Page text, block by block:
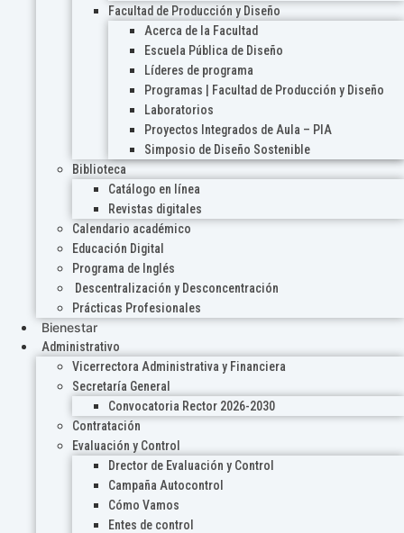
Facultad de Producción y Diseño
Acerca de la Facultad
Escuela Pública de Diseño
Líderes de programa
Programas | Facultad de Producción y Diseño
Laboratorios
Proyectos Integrados de Aula – PIA
Simposio de Diseño Sostenible
Biblioteca
Catálogo en línea
Revistas digitales
Calendario académico
Educación Digital
Programa de Inglés
Descentralización y Desconcentración
Prácticas Profesionales
Bienestar
Administrativo
Vicerrectora Administrativa y Financiera
Secretaría General
Convocatoria Rector 2026-2030
Contratación
Evaluación y Control
Drector de Evaluación y Control
Campaña Autocontrol
Cómo Vamos
Entes de control